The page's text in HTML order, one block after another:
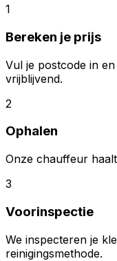
1
Bereken je prijs
Vul je postcode in
vrijblijvend.
2
Ophalen
Onze chauffeur
3
Voorinspectie
We inspecteren je
reinigingsmethode.